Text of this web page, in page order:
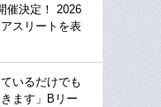
催決定！ 2026
スリートを表
ているだけでも
ます」Bリー